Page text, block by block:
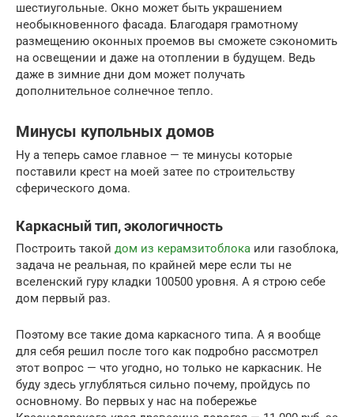
шестиугольные. Окно может быть украшением
необыкновенного фасада. Благодаря грамотному
размещению оконных проемов вы сможете сэкономить
на освещении и даже на отоплении в будущем. Ведь
даже в зимние дни дом может получать
дополнительное солнечное тепло.
Минусы купольных домов
Ну а теперь самое главное — те минусы которые
поставили крест на моей затее по строительству
сферического дома.
Каркасный тип, экологичность
Построить такой дом из керамзитоблока или газоблока,
задача не реальная, по крайней мере если ты не
вселенский гуру кладки 100500 уровня. А я строю себе
дом первый раз.
Поэтому все такие дома каркасного типа. А я вообще
для себя решил после того как подробно рассмотрел
этот вопрос — что угодно, но только не каркасник. Не
буду здесь углубляться сильно почему, пройдусь по
основному. Во первых у нас на побережье